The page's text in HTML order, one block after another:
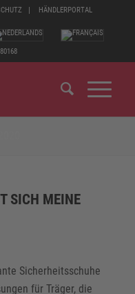
HÄNDLERPORTAL
SICH MEINE
Sicherheitsschuhe
für Träger, die